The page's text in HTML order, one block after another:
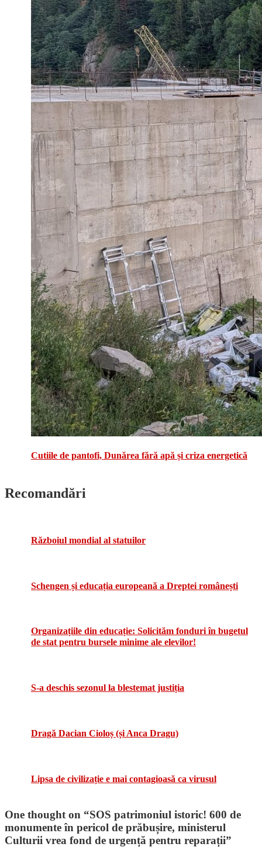
Cutiile de pantofi, Dunărea fără apă și criza energetică
Recomandări
Războiul mondial al statuilor
Schengen și educația europeană a Dreptei românești
Organizațiile din educație: Solicităm fonduri în bugetul
de stat pentru bursele minime ale elevilor!
S-a deschis sezonul la blestemat justiția
Dragă Dacian Cioloș (și Anca Dragu)
Lipsa de civilizație e mai contagioasă ca virusul
One thought on “SOS patrimoniul istoric! 600 de
monumente în pericol de prăbușire, ministerul
Culturii vrea fond de urgență pentru reparații”